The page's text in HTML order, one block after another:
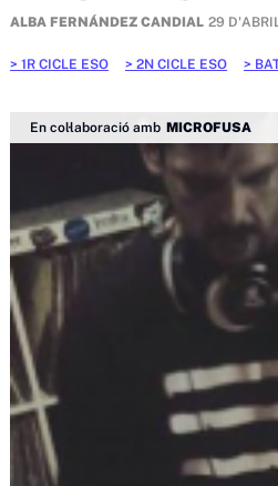
ALBA FERNÁNDEZ CANDIAL 29
1R CICLE ESO 2N CICLE ESO
En col·laboració amb MICROFUSA